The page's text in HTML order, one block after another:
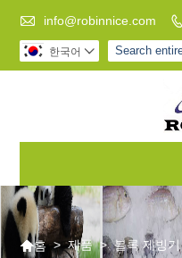
 info@robinnice.com 
한국어 
홈 > 제품 > 블록 제빙기